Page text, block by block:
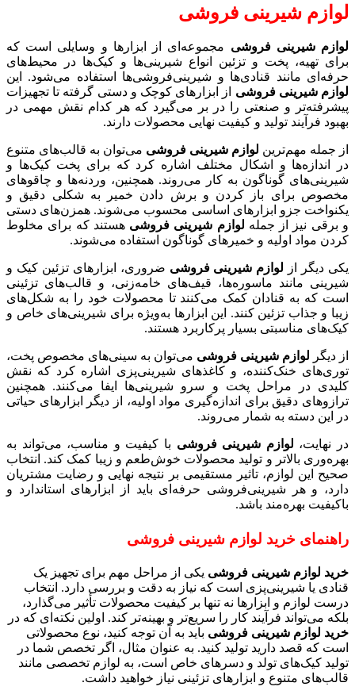
لوازم شیرینی فروشی
لوازم شیرینی فروشی مجموعه‌ای از ابزارها و وسایلی است که
برای تهیه، پخت و تزئین انواع شیرینی‌ها و کیک‌ها در محیط‌های
حرفه‌ای مانند قنادی‌ها و شیرینی‌فروشی‌ها استفاده می‌شود. این
لوازم شیرینی فروشی از ابزارهای کوچک و دستی گرفته تا تجهیزات
پیشرفته‌تر و صنعتی را در بر می‌گیرد که هر کدام نقش مهمی در
بهبود فرآیند تولید و کیفیت نهایی محصولات دارند.
از جمله مهم‌ترین لوازم شیرینی فروشی می‌توان به قالب‌های متنوع
در اندازه‌ها و اشکال مختلف اشاره کرد که برای پخت کیک‌ها و
شیرینی‌های گوناگون به کار می‌روند. همچنین، وردنه‌ها و چاقوهای
مخصوص برای باز کردن و برش دادن خمیر به شکلی دقیق و
یکنواخت جزو ابزارهای اساسی محسوب می‌شوند. همزن‌های دستی
و برقی نیز از جمله لوازم شیرینی فروشی هستند که برای مخلوط
کردن مواد اولیه و خمیرهای گوناگون استفاده می‌شوند.
یکی دیگر از لوازم شیرینی فروشی ضروری، ابزارهای تزئین کیک و
شیرینی مانند ماسوره‌ها، قیف‌های خامه‌زنی، و قالب‌های تزئینی
است که به قنادان کمک می‌کنند تا محصولات خود را به شکل‌های
زیبا و جذاب تزئین کنند. این ابزارها به‌ویژه برای شیرینی‌های خاص و
کیک‌های مناسبتی بسیار پرکاربرد هستند.
از دیگر لوازم شیرینی فروشی می‌توان به سینی‌های مخصوص پخت،
توری‌های خنک‌کننده، و کاغذهای شیرینی‌پزی اشاره کرد که نقش
کلیدی در مراحل پخت و سرو شیرینی‌ها ایفا می‌کنند. همچنین
ترازوهای دقیق برای اندازه‌گیری مواد اولیه، از دیگر ابزارهای حیاتی
در این دسته به شمار می‌روند.
در نهایت، لوازم شیرینی فروشی با کیفیت و مناسب، می‌تواند به
بهره‌وری بالاتر و تولید محصولات خوش‌طعم و زیبا کمک کند. انتخاب
صحیح این لوازم، تاثیر مستقیمی بر نتیجه نهایی و رضایت مشتریان
دارد، و هر شیرینی‌فروشی حرفه‌ای باید از ابزارهای استاندارد و
باکیفیت بهره‌مند باشد.
راهنمای خرید لوازم شیرینی فروشی
خرید لوازم شیرینی فروشی یکی از مراحل مهم برای تجهیز یک
قنادی یا شیرینی‌پزی است که نیاز به دقت و بررسی دارد. انتخاب
درست لوازم و ابزارها نه تنها بر کیفیت محصولات تأثیر می‌گذارد،
بلکه می‌تواند فرآیند کار را سریع‌تر و بهینه‌تر کند. اولین نکته‌ای که در
خرید لوازم شیرینی فروشی باید به آن توجه کنید، نوع محصولاتی
است که قصد دارید تولید کنید. به عنوان مثال، اگر تخصص شما در
تولید کیک‌های تولد و دسرهای خاص است، به لوازم تخصصی مانند
قالب‌های متنوع و ابزارهای تزئینی نیاز خواهید داشت.